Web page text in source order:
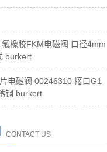
橡胶FKM电磁阀 口径4mm
burkert
电磁阀 00246310 接口G1
钢 burkert
CONTACT US